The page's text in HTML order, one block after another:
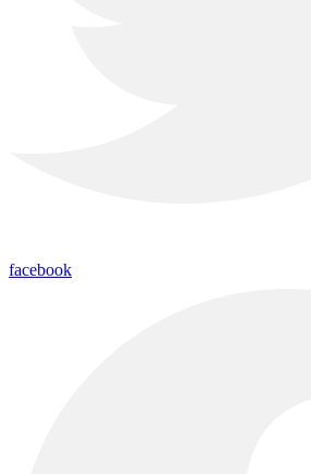
facebook